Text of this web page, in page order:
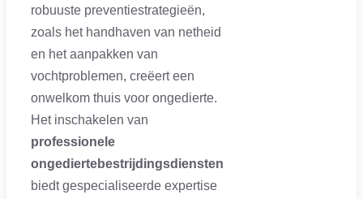
robuuste preventiestrategieën,
zoals het handhaven van netheid
en het aanpakken van
vochtproblemen, creëert een
onwelkom thuis voor ongedierte.
Het inschakelen van
professionele
ongediertebestrijdingsdiensten
biedt gespecialiseerde expertise